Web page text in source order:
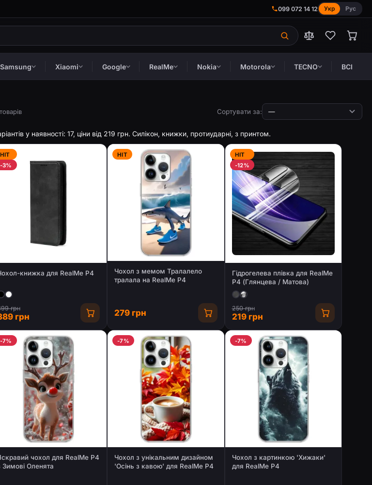
099 072 14 12 Укр Рус
Samsung Xiaomi Google RealMe Nokia Motorola TECNO ВСІ
Сортувати за:
у наявності: 17, ціни від 219 грн. Силікон, книжки, протиударні, з принтом.
HIT
-3%
книжка для RealMe P4
грн
грн
HIT
Чохол з мемом Тралалело
тралала на RealMe P4
279 грн
HIT
-12%
Гідрогелева плівка для RealMe
P4 (Глянцева / Матова)
250 грн
219 грн
-7%
чохол для RealMe P4
Зимові Оленята
-7%
Чохол з унікальним дизайном
'Осінь з кавою' для RealMe P4
-7%
Чохол з картинкою 'Хижаки'
для RealMe P4